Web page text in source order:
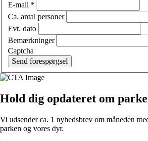
E-mail *
Ca. antal personer
Evt. dato
Bemærkninger
Captcha
Send forespørgsel
Hold dig opdateret om
Vi udsender ca. 1 nyhedsbrev om måneden
parken og vores dyr.